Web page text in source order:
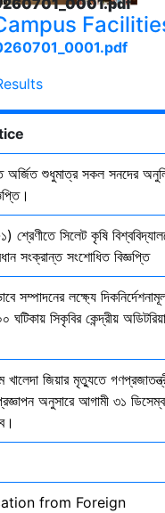
অর্জিত শুধুমাত্র সকল সনদের
সিলেট কৃষি
সংক্রান্ত সংশোধিত বিজ্ঞপ্তি
সম্পাদনের লক্ষ্যে
সিকৃবির কেন্দ্রীয়
খালেদা জিয়ার মৃত্যুতে
অনুসারে আগামী ৩১
from Foreign